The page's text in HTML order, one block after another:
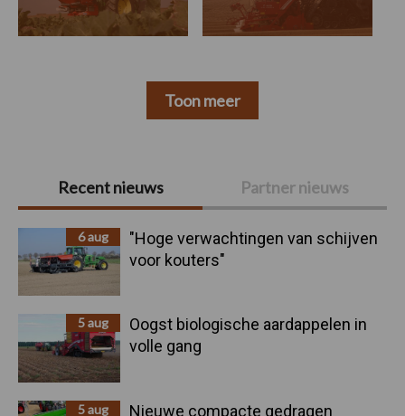
Primaire
Sidebar
Recent nieuws Partner nieuws
6 aug
"Hoge verwachtingen van schijven
voor kouters"
5 aug
Oogst biologische aardappelen in
volle gang
5 aug
Nieuwe compacte gedragen
Toon meer